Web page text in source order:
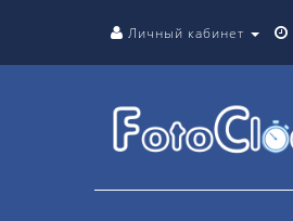
Личный кабинет